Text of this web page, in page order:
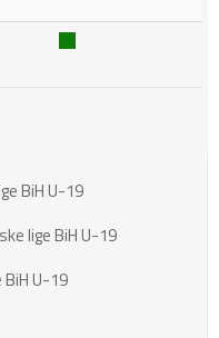
BiH U-19
lige BiH U-19
U-19